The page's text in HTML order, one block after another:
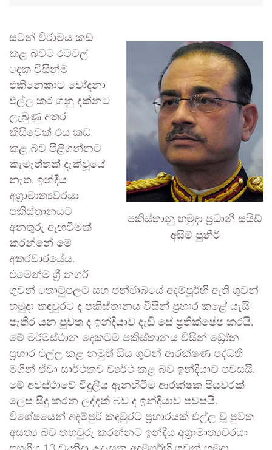
පකිස්තානු හමුදා ප්‍රධානී සයිඩ්
අසිම් පුනීර්
සටන් විරාමය කඩ
කළ බවට රටවල්
දෙක විසින්ම
එකිනෙකාට චෝදනා
එල්ල කර ගනු දක්නට
ලැබුණු අතර
කිසිවෙක් එය කඩ
කළ බව පිළිගන්නට
කැමැත්තක් දැක්වූයේ
නැත. ඉන්දීය
අග්‍රාමාත්‍යවරයා
පකිස්තානයට
අනතුරු ඇඟවීමක්
කරන්නේ මේ
අතරවාරයේය.
එමෙන්ම ශ්‍රී නගර්
ගුවන් තොටුපලට සහ පන්ජාබයේ අදම්පූර්හි ඇති ගුවන්
හමුදා කඳවුරට ද පකිස්තානය විසින් ප්‍රහාර කළේ යැයි
පැතිර යන පුවත ද ඉන්දියාව දැඩි සේ ප්‍රතික්ෂේප කරයි.
මේ මර්මස්ථාන දෙකටම පකිස්තානය විසින් ඩ්‍රෝන
ප්‍රහාර එල්ල කළ නමුත් සිය ගුවන් ආරක්ෂණ පද්ධති
මගින් ඒවා සාර්ථකව ව්‍යර්ථ කළ බව ඉන්දියාව පවසයි.
මේ අවස්ථාවේ විදුලිය ඇනහිටීම ආරක්ෂක පියවරක්
ලෙස සිදු කරන ලද්දක් බව ද ඉන්දියාව පවසයි.
විශේෂයෙන් අදම්පුර් කඳවුරට ප්‍රහාරයක් එල්ල වූ පුවත
අසත්‍ය බව තහවුරු කරන්නට ඉන්දීය අග්‍රාමාත්‍යවරයා